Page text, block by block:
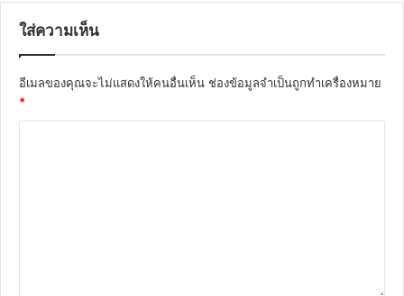
ใส่ความเห็น
อีเมลของคุณจะไม่แสดงให้คนอื่นเห็น ช่องข้อมูลจำเป็นถูกทำเครื่องหมาย
*